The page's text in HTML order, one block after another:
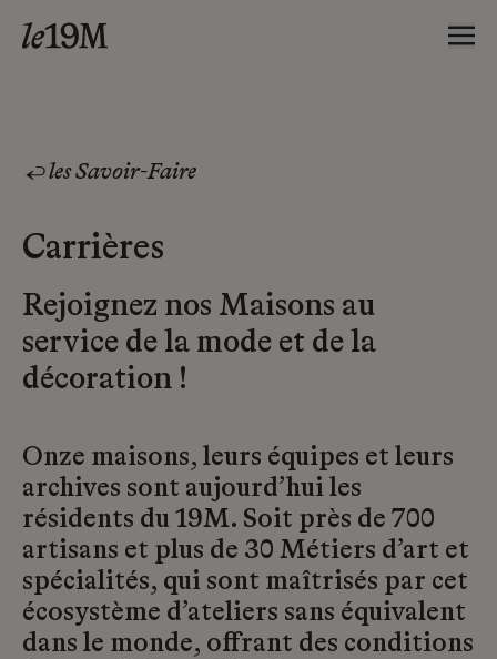
les Savoir-Faire
Carrières
Rejoignez nos Maisons au
service de la mode et de la
décoration !
Onze maisons, leurs équipes et leurs
archives sont aujourd’hui les
résidents du 19M. Soit près de 700
artisans et plus de 30 Métiers d’art et
spécialités, qui sont maîtrisés par cet
écosystème d’ateliers sans équivalent
dans le monde, offrant des conditions